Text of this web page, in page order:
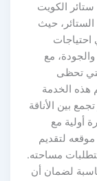
الكويت
حيث
مع
تحظى
هذه الخدمة
بين الأناقة
أولية مع
لتقديم
مساحته.
لضمان أن